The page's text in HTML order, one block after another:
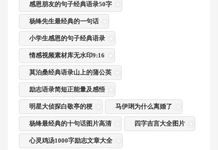
感恩朋友的句子经典语录50字
杨绛先生最经典的一句话
小学生感恩的句子经典语录
情感视频素材库无水印9:16
莫泊桑经典语录山上的蒲公英
励志语录简短正能量及感悟
明星大侦探白敬亭的梗 马伊琍为什么离婚了
杨绛最经典的十句话图片高清 四字吉言大全图片
心灵鸡汤1000字励志文章大全